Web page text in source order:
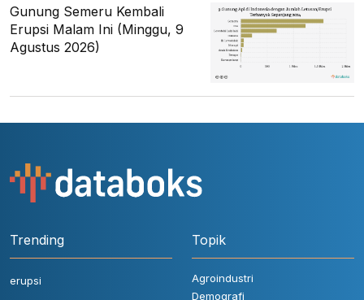
Gunung Semeru Kembali
Erupsi Malam Ini (Minggu, 9
Agustus 2026)
Trending
erupsi
Topik
Agroindustri
Demografi